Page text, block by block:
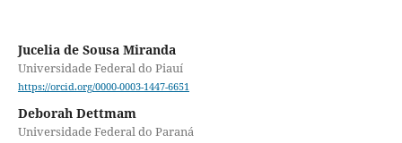
Jucelia de Sousa Miranda
Universidade Federal do Piauí
https://orcid.org/0000-0003-1447-6651
Deborah Dettmam
Universidade Federal do Paraná